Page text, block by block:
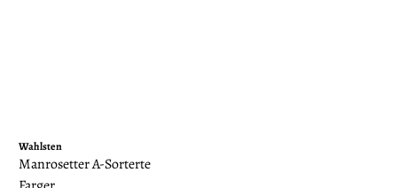
Wahlsten
Manrosetter A-Sorterte